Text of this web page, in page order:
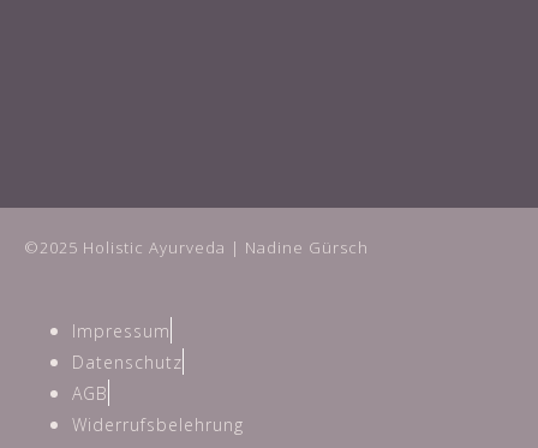
©2025 Holistic Ayurveda | Nadine Gürsch
Impressum
Datenschutz
AGB
Widerrufsbelehrung